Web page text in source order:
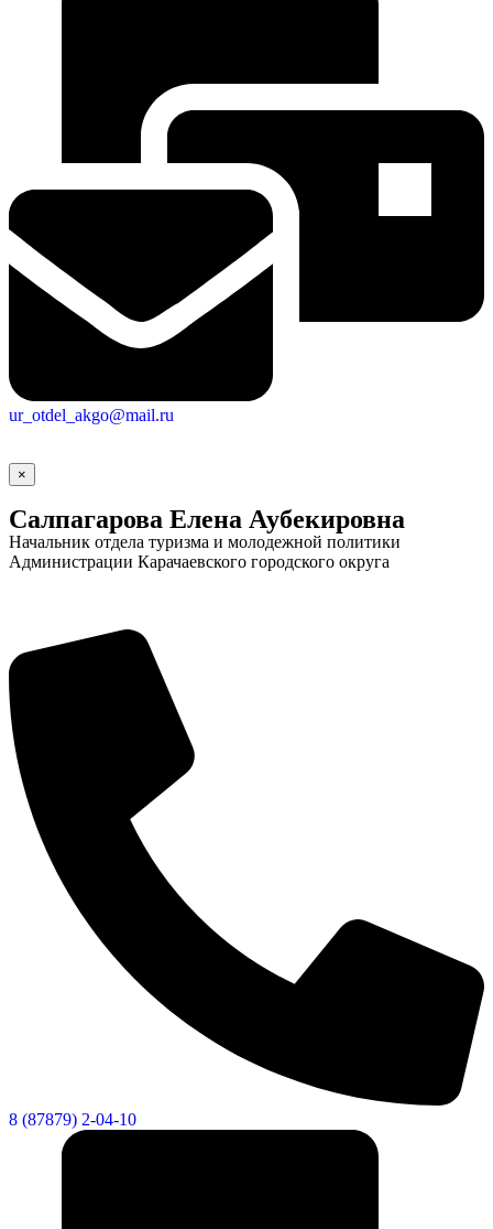
ur_otdel_akgo@mail.ru
×
Салпагарова Елена Аубекировна
Начальник отдела туризма и молодежной политики
Администрации Карачаевского городского округа
8 (87879) 2-04-10